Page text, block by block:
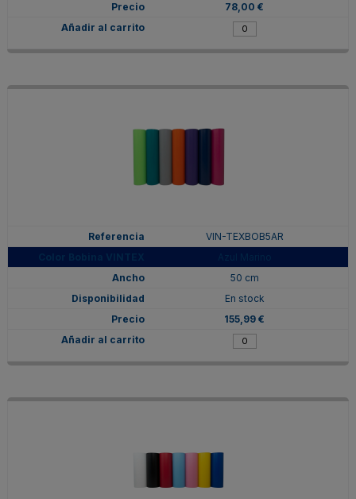
78,00 €
VIN-TEXBOB5AR
50 cm
En stock
155,99 €